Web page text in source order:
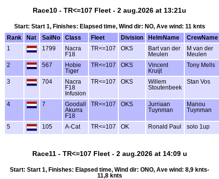
Race10 - TR<=107 Fleet - 2 aug.2026 at 13:21u
Start: Start 1, Finishes: Elapsed time, Wind dir: NO, Ave wind: 11 knts
Rank
Nat SailNo Class Fleet Division HelmName
CrewName
1
1799
Nacra
F18
TR<=107 OKS
Bart van der
Meulen
M van der
Meulen
2
567
Hobie
Tiger
TR<=107 OKS
Vincent
Kruijt
Tony Mells
3 704
Nacra
F18
Infusion
TR<=107 OKS
Willem
Stoutenbeek
Stan Vos
4 7
Goodall
Akurra
F18
TR<=107 OKS
Jurriaan
Tuynman
Manou
Tuynman
5 105 A-Cat TR<=107 OK Ronald Paul solo 1up
Race11 - TR<=107 Fleet - 2 aug.2026 at 14:09 u
Start: Start 1, Finishes: Elapsed time, Wind dir: ONO, Ave wind: 8,9 knts-
11,8 knts